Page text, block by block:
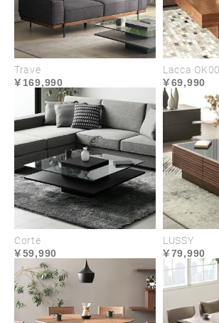
Trave
169,990
Lacca
69,990
Corte
59,990
LUSSY
79,990